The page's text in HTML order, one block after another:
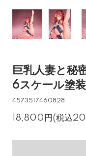
巨乳人妻と秘
6スケール塗
4573517460828
18,800円(税込